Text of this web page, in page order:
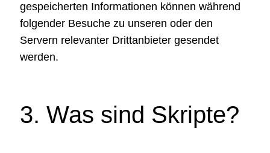
gespeicherten Informationen können während
folgender Besuche zu unseren oder den
Servern relevanter Drittanbieter gesendet
werden.
3. Was sind Skripte?